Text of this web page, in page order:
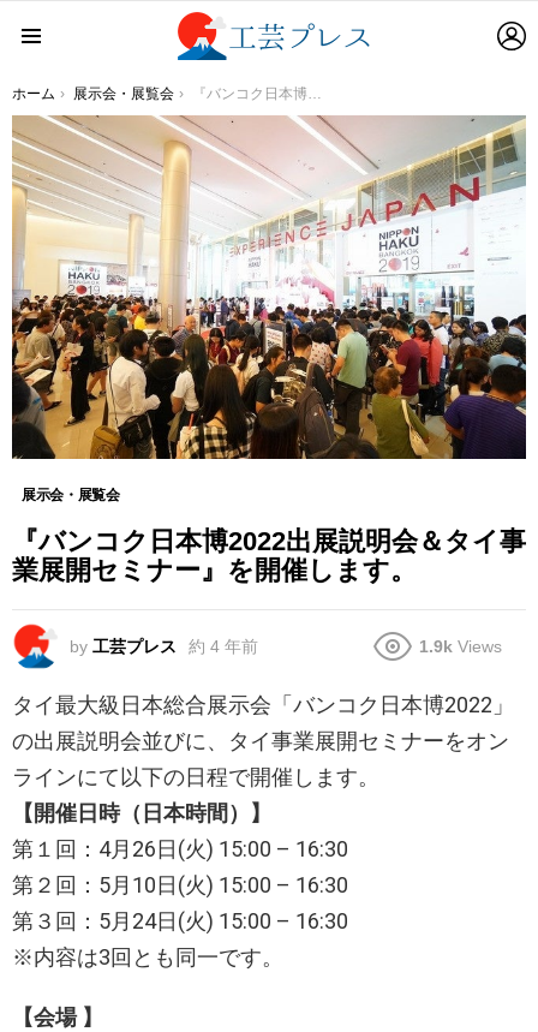
You are here:
ホーム 展示会・展覧会 『バンコク日本博2022出展説明会＆タイ事業展開セミナー』を開催します。
展示会・展覧会
『バンコク日本博2022出展説明会＆タイ事
業展開セミナー』を開催します。
by 工芸プレス 約 4 年前 1.9k Views
タイ最大級日本総合展示会「バンコク日本博2022」
の出展説明会並びに、タイ事業展開セミナーをオン
ラインにて以下の日程で開催します。
【開催日時（日本時間）】
第１回：4月26日(火) 15:00 – 16:30
第２回：5月10日(火) 15:00 – 16:30
第３回：5月24日(火) 15:00 – 16:30
※内容は3回とも同一です。
【会場 】